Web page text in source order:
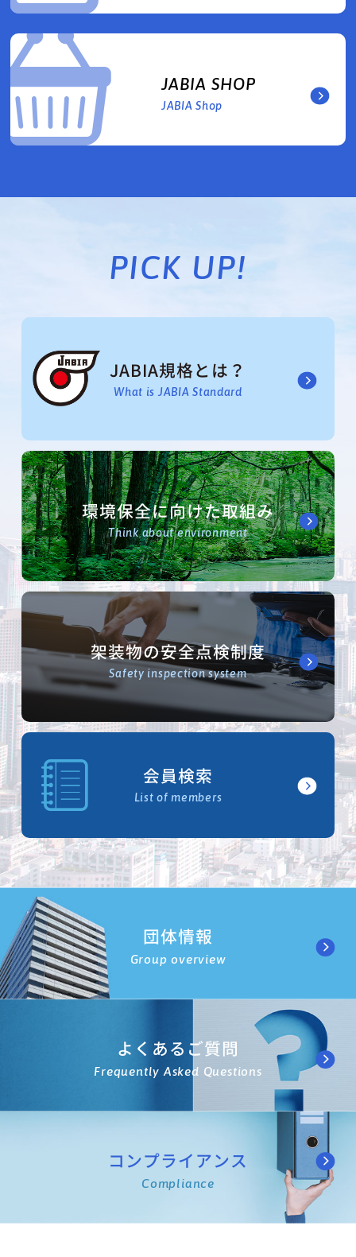
JABIA SHOP
JABIA Shop
PICK UP!
JABIA規格とは？
What is JABIA Standard
環境保全に向けた取組み
Think about environment
架装物の安全点検制度
Safety inspection system
会員検索
List of members
団体情報
Group overview
よくあるご質問
Frequently Asked Questions
コンプライアンス
Compliance